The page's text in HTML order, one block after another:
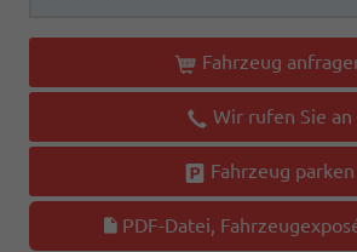
Fahrzeug
Wir rufen Sie an
Fahrzeug parken
PDF-Datei,